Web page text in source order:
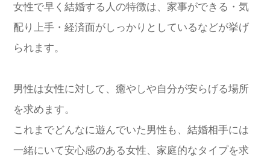
女性で早く結婚する人の特徴は、家事ができる・気
配り上手・経済面がしっかりとしているなどが挙げ
られます。
男性は女性に対して、癒やしや自分が安らげる場所
を求めます。
これまでどんなに遊んでいた男性も、結婚相手には
一緒にいて安心感のある女性、家庭的なタイプを求